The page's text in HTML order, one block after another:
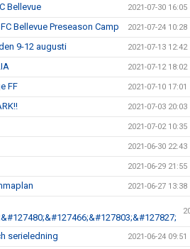
Bellevue 2021-07-30 16:05
Bellevue Preseason Camp 2021-07-24 10:28
9-12 augusti 2021-07-13 12:42
2021-07-12 18:02
FF 2021-07-10 17:01
2021-07-03 20:03
2021-07-02 10:35
2021-06-30 22:43
2021-06-29 21:55
2021-06-27 13:38
serieledning 2021-06-24 09:51